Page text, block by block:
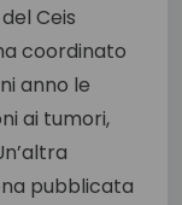
Ceis
coordinato
anno le
ai tumori,
pubblicata